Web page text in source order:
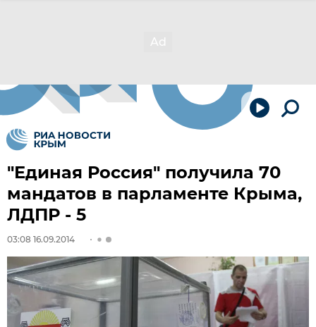
"Единая Россия" получила 70
мандатов в парламенте Крыма,
ЛДПР - 5
03:08 16.09.2014